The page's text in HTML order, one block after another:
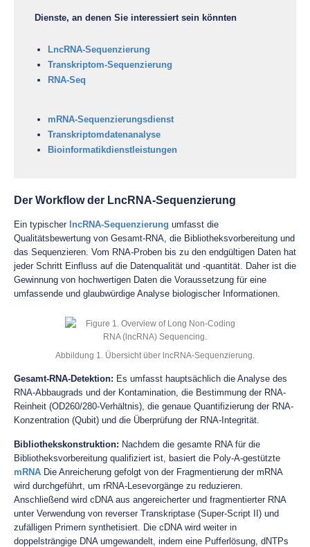
Dienste, an denen Sie interessiert sein könnten
LncRNA-Sequenzierung
Transkriptom-Sequenzierung
RNA-Seq
mRNA-Sequenzierungsdienst
Transkriptomdatenanalyse
Bioinformatikdienstleistungen
Der Workflow der LncRNA-Sequenzierung
Ein typischer lncRNA-Sequenzierung umfasst die
Qualitätsbewertung von Gesamt-RNA, die Bibliotheksvorbereitung und
das Sequenzieren. Vom RNA-Proben bis zu den endgültigen Daten hat
jeder Schritt Einfluss auf die Datenqualität und -quantität. Daher ist die
Gewinnung von hochwertigen Daten die Voraussetzung für eine
umfassende und glaubwürdige Analyse biologischer Informationen.
Abbildung 1. Übersicht über lncRNA-Sequenzierung.
Gesamt-RNA-Detektion: Es umfasst hauptsächlich die Analyse des
RNA-Abbaugrads und der Kontamination, die Bestimmung der RNA-
Reinheit (OD260/280-Verhältnis), die genaue Quantifizierung der RNA-
Konzentration (Qubit) und die Überprüfung der RNA-Integrität.
Bibliothekskonstruktion: Nachdem die gesamte RNA für die
Bibliotheksvorbereitung qualifiziert ist, basiert die Poly-A-gestützte
mRNA Die Anreicherung gefolgt von der Fragmentierung der mRNA
wird durchgeführt, um rRNA-Lesevorgänge zu reduzieren.
Anschließend wird cDNA aus angereicherter und fragmentierter RNA
unter Verwendung von reverser Transkriptase (Super-Script II) und
zufälligen Primern synthetisiert. Die cDNA wird weiter in
doppelsträngige DNA umgewandelt, indem eine Pufferlösung, dNTPs